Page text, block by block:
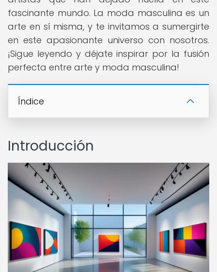
fascinante mundo. La moda masculina es un
arte en sí misma, y te invitamos a sumergirte
en este apasionante universo con nosotros.
¡Sigue leyendo y déjate inspirar por la fusión
perfecta entre arte y moda masculina!
Índice
Introducción